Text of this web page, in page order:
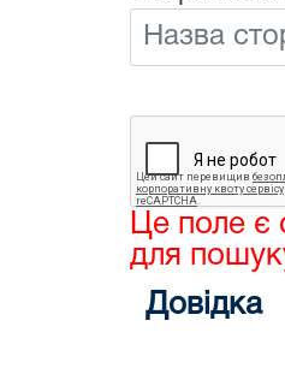
Це поле є
для
Довідка